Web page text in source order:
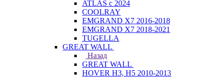
ATLAS с 2024
COOLRAY
EMGRAND X7 2016-2018
EMGRAND X7 2018-2021
TUGELLA
GREAT WALL
Назад
GREAT WALL
HOVER H3, H5 2010-2013